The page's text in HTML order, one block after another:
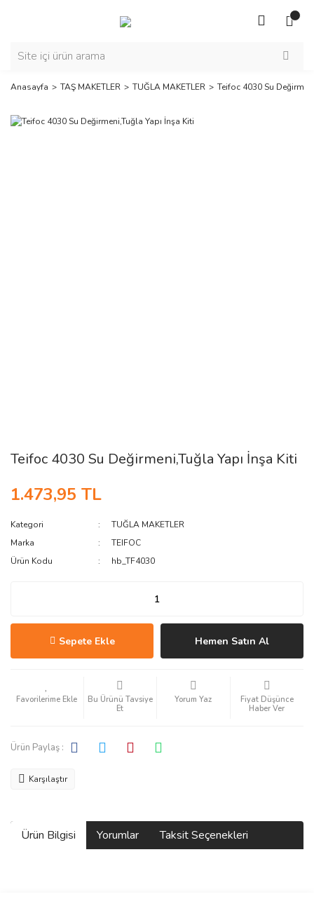
Anasayfa TAŞ MAKETLER TUĞLA MAKETLER Teifoc 4030 Su
Teifoc 4030 Su Değirmeni,Tuğla Yapı İnşa Kiti
1.473,95 TL
Kategori
TUĞLA MAKETLER
Marka
TEIFOC
Ürün Kodu
hb_TF4030
Sepete Ekle Hemen Satın Al
Bu Ürünü Tavsiye
Et
Yorum Yaz
Fiyat Düşünce
Haber Ver
Ürün Paylaş :
Karşılaştır
Ürün Bilgisi Yorumlar Taksit Seçenekleri